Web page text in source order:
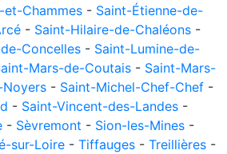
et-Chammes - Saint-Étienne-de-
- Saint-Hilaire-de-Chaléons -
Concelles - Saint-Lumine-de-
Mars-de-Coutais - Saint-Mars-
- Saint-Michel-Chef-Chef -
- Saint-Vincent-des-Landes -
- Sèvremont - Sion-les-Mines -
sur-Loire - Tiffauges - Treillières -